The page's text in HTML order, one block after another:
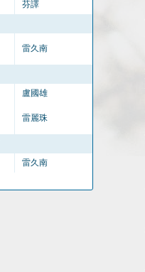
芬譯
雷久南
盧國雄
雷麗珠
雷久南